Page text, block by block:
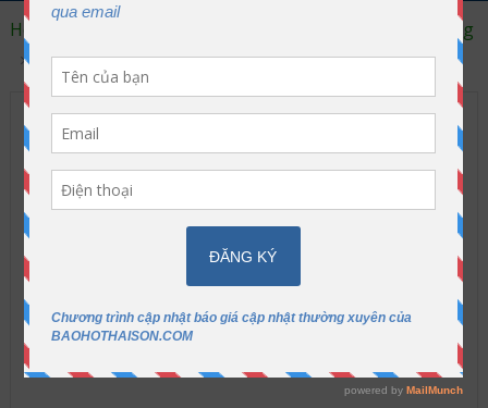
Home Áo phản quang
Áo Bảo Hộ Có Phản Quang